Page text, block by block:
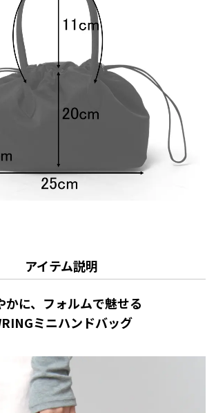
アイテム説明
かに、フォルムで魅せる
ミニハンドバッグ